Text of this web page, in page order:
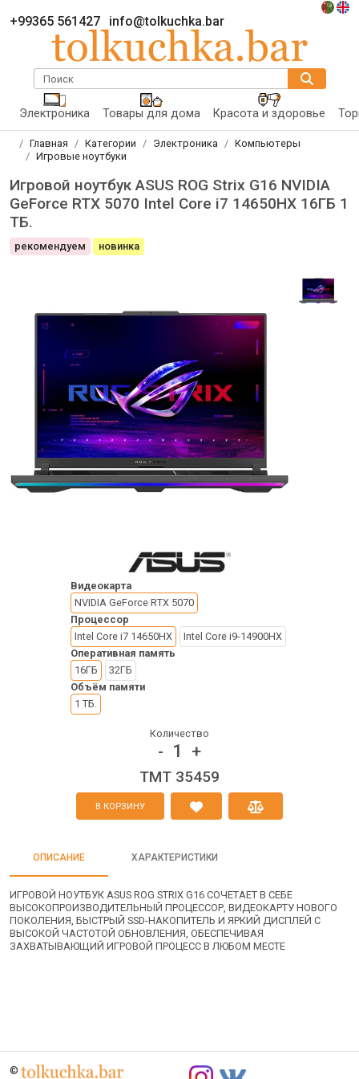
+99365 561427 info@tolkuchka.bar
Поиск
Электроника Товары для дома Красота и здоровье
Главная Категории Электроника
Компьютеры
Игровые ноутбуки
Игровой ноутбук ASUS ROG Strix G16 NVIDIA
GeForce RTX 5070 Intel Core i7 14650HX 16ГБ 1
ТБ.
рекомендуем новинка
Видеокарта
NVIDIA GeForce RTX 5070
Процессор
Intel Core i7 14650HX
Intel Core i9-14900HX
Оперативная память
16ГБ
32ГБ
Объём памяти
1 ТБ.
Количество
- 1 +
TMT 35459
В КОРЗИНУ
ОПИСАНИЕ ХАРАКТЕРИСТИКИ
ИГРОВОЙ НОУТБУК ASUS ROG STRIX G16 СОЧЕТАЕТ В СЕБЕ
ВЫСОКОПРОИЗВОДИТЕЛЬНЫЙ ПРОЦЕССОР, ВИДЕОКАРТУ НОВОГО
ПОКОЛЕНИЯ, БЫСТРЫЙ SSD-НАКОПИТЕЛЬ И ЯРКИЙ ДИСПЛЕЙ С
ВЫСОКОЙ ЧАСТОТОЙ ОБНОВЛЕНИЯ, ОБЕСПЕЧИВАЯ
ЗАХВАТЫВАЮЩИЙ ИГРОВОЙ ПРОЦЕСС В ЛЮБОМ МЕСТЕ
©